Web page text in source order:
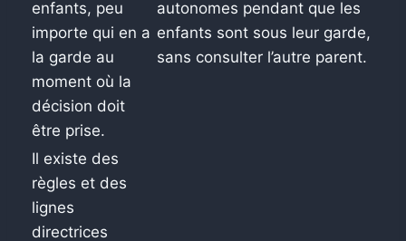
enfants, peu
importe qui en a
la garde au
moment où la
décision doit
être prise.
autonomes pendant que les
enfants sont sous leur garde,
sans consulter l’autre parent.
Il existe des
règles et des
lignes
directrices